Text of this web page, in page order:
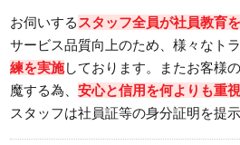
お伺いする スタッフ全員が社員教育
サービス品質向上のため、様々なト
練を実施しております。またお客様
魔する為、安心と信用を何よりも重視
スタッフは社員証等の身分証明を提示